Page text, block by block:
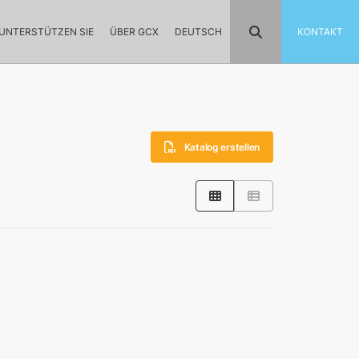
UNTERSTÜTZEN SIE ÜBER GCX DEUTSCH KONTAKT
Katalog erstellen